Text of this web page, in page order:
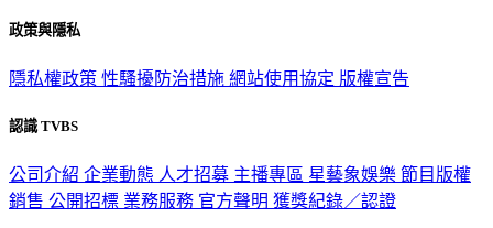
政策與隱私
隱私權政策 性騷擾防治措施 網站使用協定 版權宣告
認識 TVBS
公司介紹 企業動態 人才招募 主播專區 星藝象娛樂 節目版權
銷售 公開招標 業務服務 官方聲明 獲獎紀錄／認證